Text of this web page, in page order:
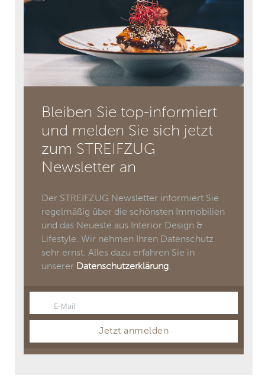
Bleiben Sie top-informiert
und melden Sie sich jetzt
zum STREIFZUG
Newsletter an
Der STREIFZUG Newsletter informiert Sie
regelmäßig über die schönsten Immobilien
und das Neueste aus Interior Design &
Lifestyle. Wir nehmen Ihren Datenschutz
sehr ernst. Alles dazu erfahren Sie in
unserer Datenschutzerklärung.
EmailE-Mail
Jetzt anmelden